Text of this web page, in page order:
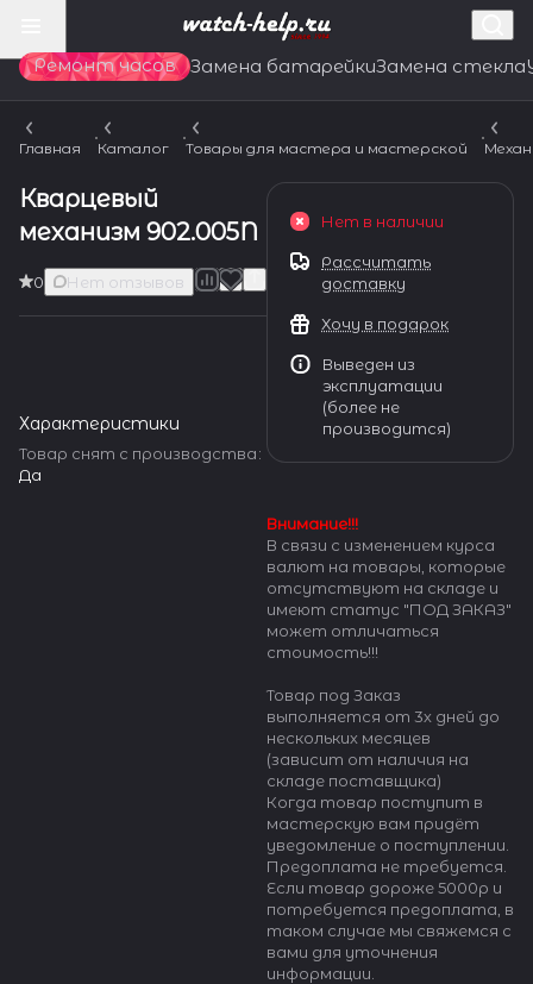
Ремонт часов Замена батарейкиЗамена стекла
Главная Каталог Товары для мастера и мастерской
Кварцевый
механизм 902.005N
0 Нет отзывов
Характеристики
Товар снят с производства:
Да
Нет в наличии
Рассчитать
доставку
Хочу в подарок
Выведен из
эксплуатации
(более не
производится)
Внимание!!!
В связи с изменением курса
валют на товары, которые
отсутствуют на складе и
имеют статус "ПОД ЗАКАЗ"
может отличаться
стоимость!!!
Товар под Заказ
выполняется от 3х дней до
нескольких месяцев
(зависит от наличия на
складе поставщика)
Когда товар поступит в
мастерскую вам придёт
уведомление о поступлении.
Предоплата не требуется.
Если товар дороже 5000р и
потребуется предоплата, в
таком случае мы свяжемся с
вами для уточнения
информации.